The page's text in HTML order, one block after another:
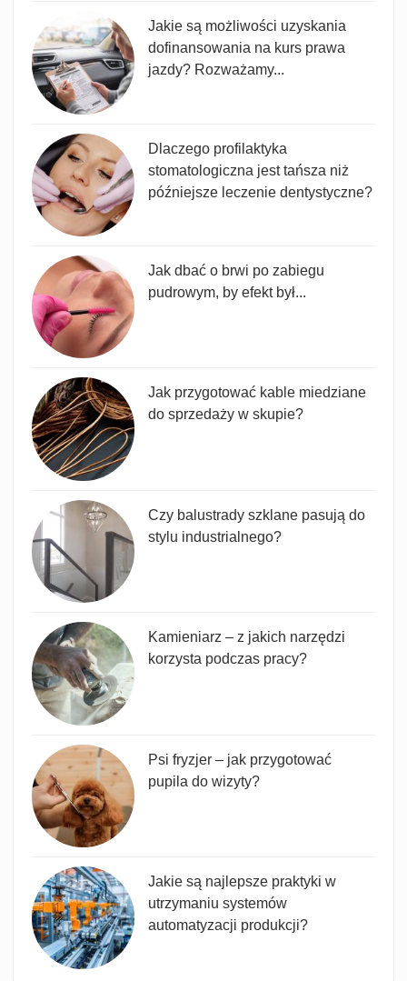
Jakie są możliwości uzyskania
dofinansowania na kurs prawa
jazdy? Rozważamy...
Dlaczego profilaktyka
stomatologiczna jest tańsza niż
późniejsze leczenie dentystyczne?
Jak dbać o brwi po zabiegu
pudrowym, by efekt był...
Jak przygotować kable miedziane
do sprzedaży w skupie?
Czy balustrady szklane pasują do
stylu industrialnego?
Kamieniarz – z jakich narzędzi
korzysta podczas pracy?
Psi fryzjer – jak przygotować
pupila do wizyty?
Jakie są najlepsze praktyki w
utrzymaniu systemów
automatyzacji produkcji?